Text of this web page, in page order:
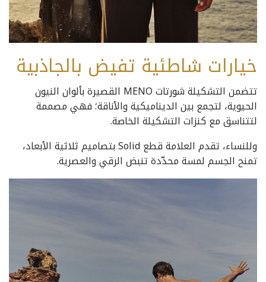
خيارات شاطئية تفيض بالجاذبية
تتضمن التشكيلة شورتات MENO القصيرة بألوان النيون
الحيوية، لتجمع بين الديناميكية والأناقة؛ فهي مصممة
لتتناسق مع كنزات التشكيلة الخاصة.
وللنساء، تقدم العلامة قطع Solid بتصاميم ثلاثية الأبعاد،
تمنح الجسم لمسة محدّدة تنبض الرقي والعصرية.